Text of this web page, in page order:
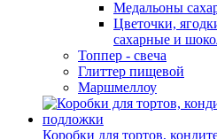
Медальоны
Цветочки,
сахарные и
Топпер - свеча
Глиттер пищевой
Маршмеллоу
Коробки для тортов,